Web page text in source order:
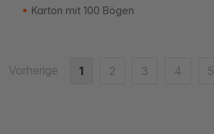
Karton mit 100 Bögen
Vorherige 1 2 3 4 5